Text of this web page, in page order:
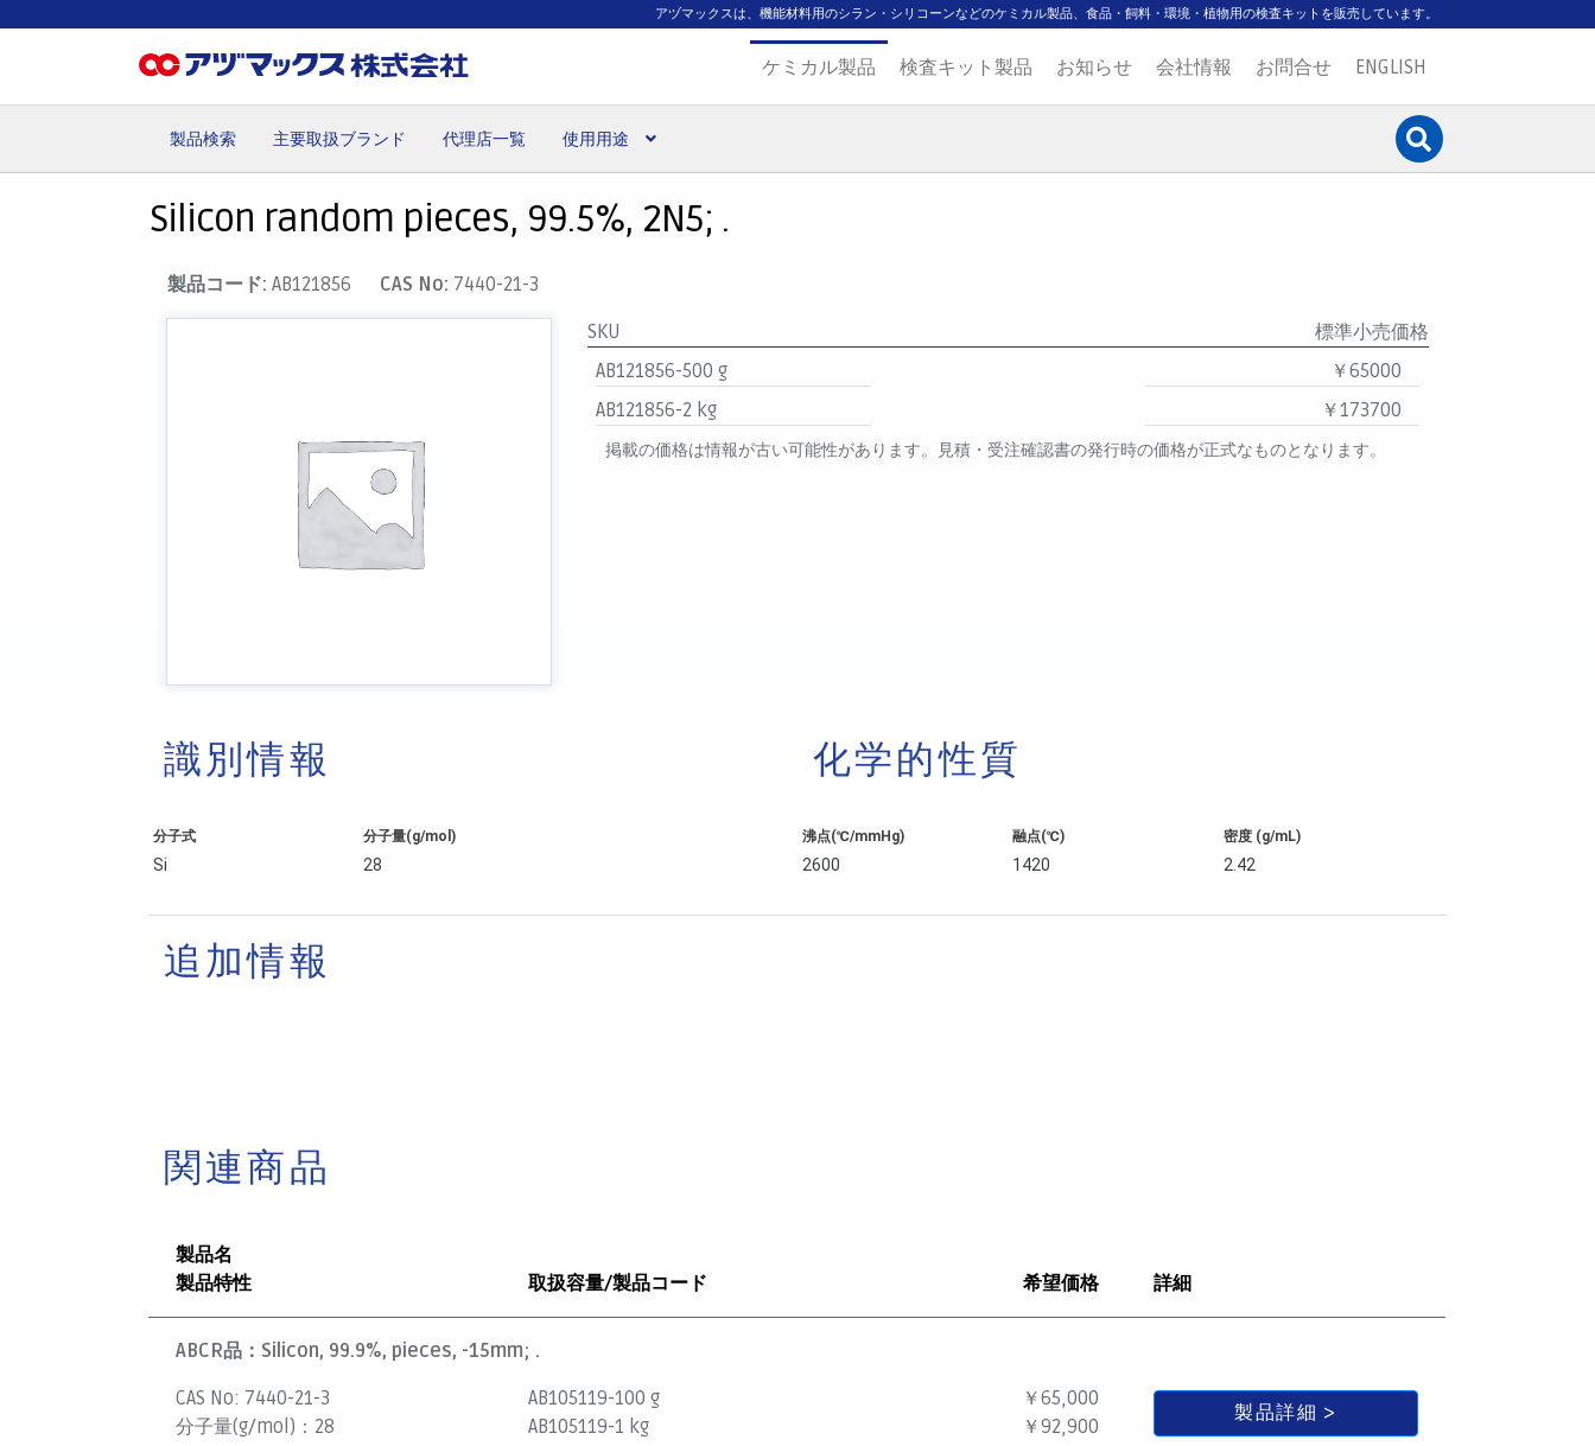
アヅマックスは、機能材料用のシラン・シリコーンなどのケミカル製品、食品・飼料・環境・植物用の検査キットを販売しています。
ケミカル製品 検査キット製品 お知らせ 会社情報 お問合せ ENGLISH
製品検索 主要取扱ブランド 代理店一覧 使用用途
Silicon random pieces, 99.5%, 2N5; .
製品コード:AB121856 CAS No: 7440-21-3
SKU
標準小売価格
AB121856-500 g
￥65000
AB121856-2 kg
￥173700
掲載の価格は情報が古い可能性があります。見積・受注確認書の発行時の価格が正式なものとなります。
識別情報
分子式
Si
分子量(g/mol)
28
化学的性質
沸点(℃/mmHg)
2600
融点(℃)
1420
密度 (g/mL)
2.42
追加情報
関連商品
製品名
製品特性
取扱容量/製品コード 希望価格 詳細
ABCR品： Silicon, 99.9%, pieces, -15mm; .
CAS No: 7440-21-3
分子量(g/mol)： 28
AB105119-100 g
AB105119-1 kg
￥65,000
￥92,900
製品詳細